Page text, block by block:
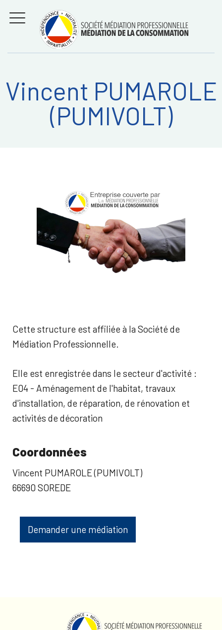
Régler les litiges
entre
consommateurs et
professionnels avec
la médiation de la
consommation
MENU
Recherche
Vincent PUMAROLE
(PUMIVOLT)
Cette structure est affiliée à la Société de
Médiation Professionnelle.
Elle est enregistrée dans le secteur d'activité :
E04 - Aménagement de l'habitat, travaux
d'installation, de réparation, de rénovation et
activités de décoration
Coordonnées
Vincent PUMAROLE (PUMIVOLT)
66690 SOREDE
Demander une médiation